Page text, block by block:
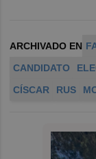
ARCHIVADO EN
CANDIDATO
CÍSCAR
RUS